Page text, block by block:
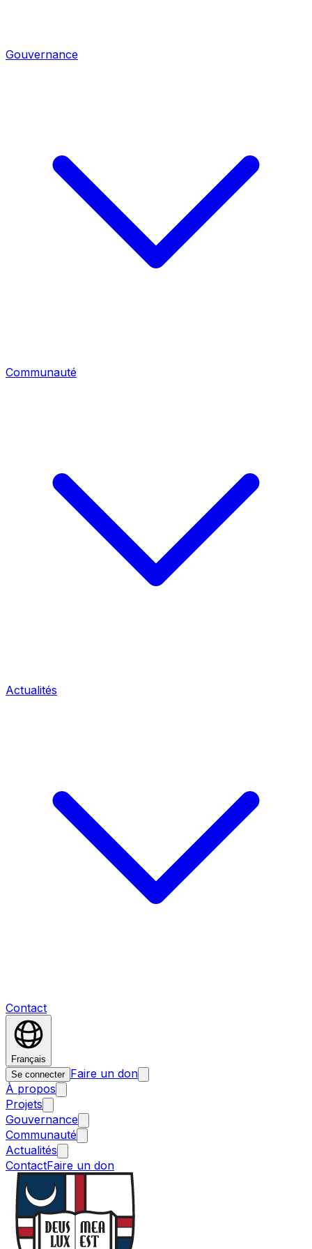
Gouvernance
Communauté
Actualités
Contact
Français
Se connecter Faire un don
À propos
Projets
Gouvernance
Communauté
Actualités
ContactFaire un don